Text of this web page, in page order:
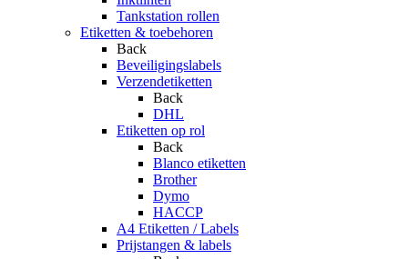
Tankstation rollen
Etiketten & toebehoren
Back
Beveiligingslabels
Verzendetiketten
Back
DHL
Etiketten op rol
Back
Blanco etiketten
Brother
Dymo
HACCP
A4 Etiketten / Labels
Prijstangen & labels